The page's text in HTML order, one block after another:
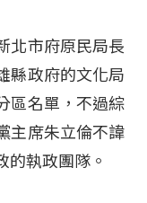
北市府原民局長
縣政府的文化局
區名單，不過綜
主席朱立倫不諱
的執政團隊。